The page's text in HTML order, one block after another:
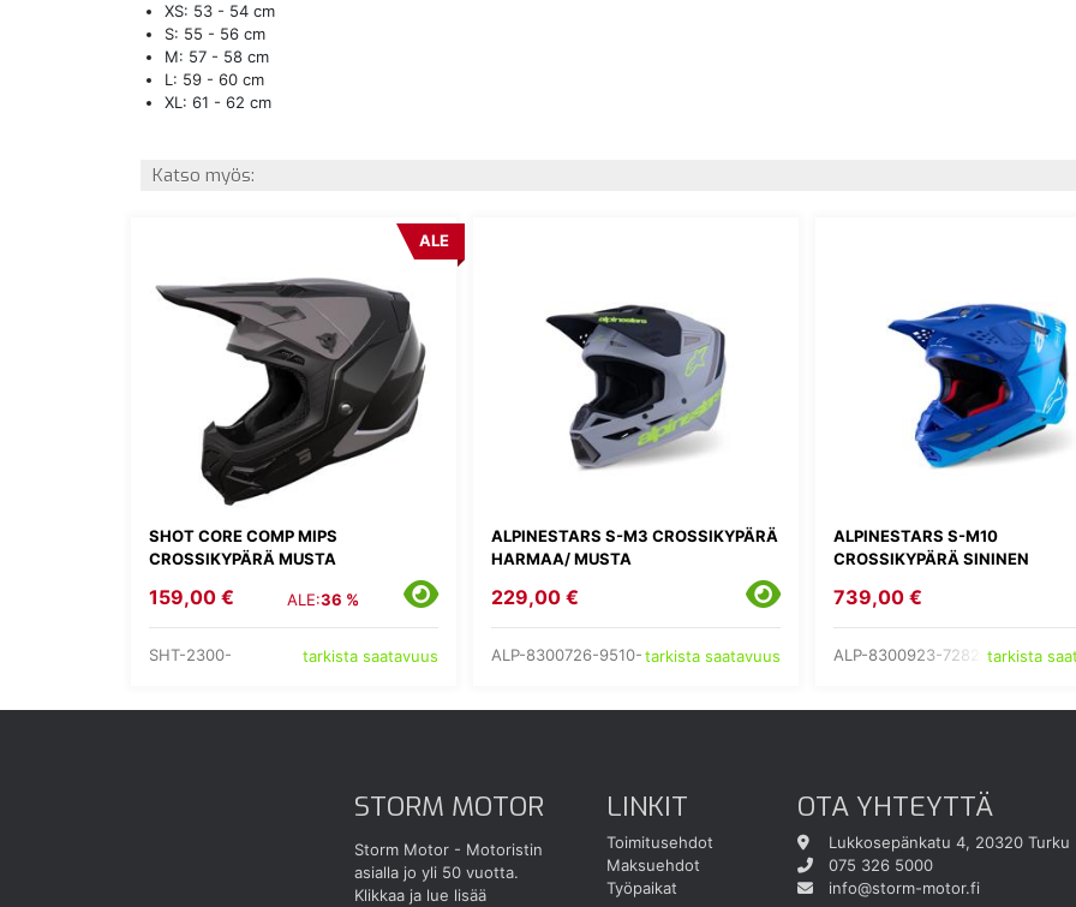
XS: 53 - 54 cm
S: 55 - 56 cm
M: 57 - 58 cm
L: 59 - 60 cm
XL: 61 - 62 cm
Katso myös:
SHOT CORE COMP MIPS
CROSSIKYPÄRÄ MUSTA
ALE
159,00 € ALE:36 %
SHT-2300- tarkista saatavuus
ALPINESTARS S-M3 CROSSIKYPÄRÄ
HARMAA/ MUSTA
229,00 €
ALP-8300726-9510-tarkista saatavuus
ALPINESTARS S-M10
CROSSIKYPÄRÄ SININEN
739,00 €
ALP-8300923-7282- tarkista
STORM MOTOR
Storm Motor - Motoristin
asialla jo yli 50 vuotta.
Klikkaa ja lue lisää
LINKIT
Toimitusehdot
Maksuehdot
Työpaikat
OTA YHTEYTTÄ
Lukkosepänkatu 4, 20320 Turku
075 326 5000
info@storm-motor.fi